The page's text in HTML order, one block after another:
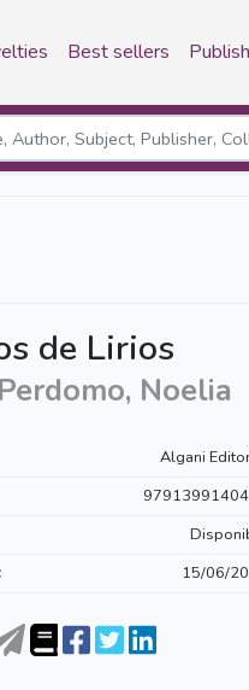
Best sellers
de Lirios
Noelia
Algani
15/06/